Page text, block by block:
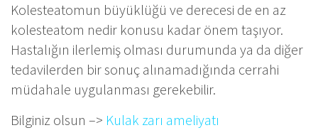
Kolesteatomun büyüklüğü ve derecesi de en az
kolesteatom nedir konusu kadar önem taşıyor.
Hastalığın ilerlemiş olması durumunda ya da diğer
tedavilerden bir sonuç alınamadığında cerrahi
müdahale uygulanması gerekebilir.
Bilginiz olsun –> Kulak zarı ameliyatı